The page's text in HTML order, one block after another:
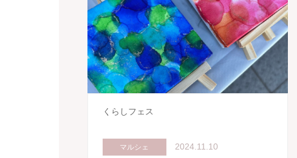
くらしフェス
マルシェ 2024.11.10